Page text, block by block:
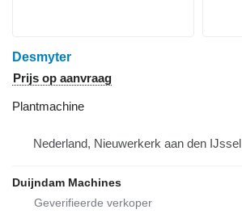
Desmyter
Prijs op aanvraag
Plantmachine
Nederland, Nieuwerkerk aan den IJssel
Duijndam Machines